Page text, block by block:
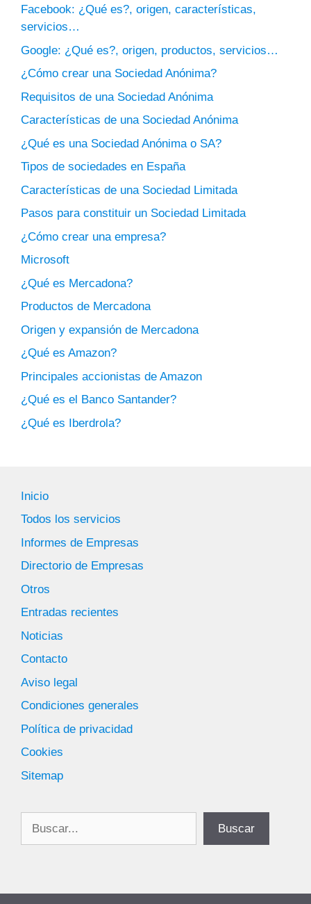
Facebook: ¿Qué es?, origen, características,
servicios…
Google: ¿Qué es?, origen, productos, servicios…
¿Cómo crear una Sociedad Anónima?
Requisitos de una Sociedad Anónima
Características de una Sociedad Anónima
¿Qué es una Sociedad Anónima o SA?
Tipos de sociedades en España
Características de una Sociedad Limitada
Pasos para constituir un Sociedad Limitada
¿Cómo crear una empresa?
Microsoft
¿Qué es Mercadona?
Productos de Mercadona
Origen y expansión de Mercadona
¿Qué es Amazon?
Principales accionistas de Amazon
¿Qué es el Banco Santander?
¿Qué es Iberdrola?
Inicio
Todos los servicios
Informes de Empresas
Directorio de Empresas
Otros
Entradas recientes
Noticias
Contacto
Aviso legal
Condiciones generales
Política de privacidad
Cookies
Sitemap
Buscar